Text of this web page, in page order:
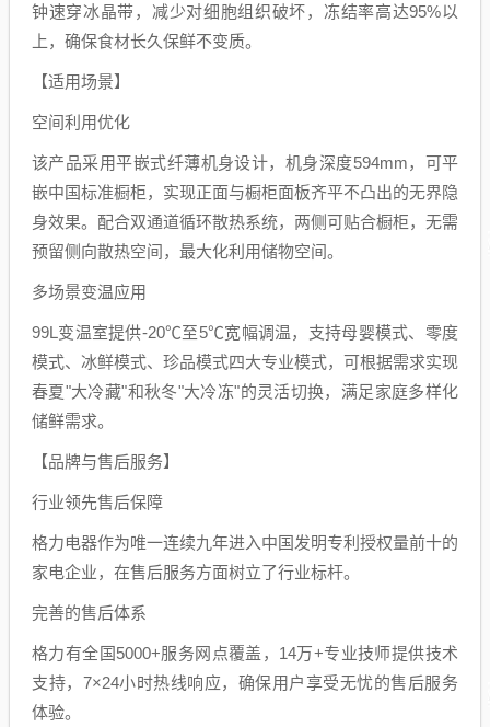
钟速穿冰晶带，减少对细胞组织破坏，冻结率高达95%以
上，确保食材长久保鲜不变质。
【适用场景】
空间利用优化
该产品采用平嵌式纤薄机身设计，机身深度594mm，可平
嵌中国标准橱柜，实现正面与橱柜面板齐平不凸出的无界隐
身效果。配合双通道循环散热系统，两侧可贴合橱柜，无需
预留侧向散热空间，最大化利用储物空间。
多场景变温应用
99L变温室提供-20℃至5℃宽幅调温，支持母婴模式、零度
模式、冰鲜模式、珍品模式四大专业模式，可根据需求实现
春夏"大冷藏"和秋冬"大冷冻"的灵活切换，满足家庭多样化
储鲜需求。
【品牌与售后服务】
行业领先售后保障
格力电器作为唯一连续九年进入中国发明专利授权量前十的
家电企业，在售后服务方面树立了行业标杆。
完善的售后体系
格力有全国5000+服务网点覆盖，14万+专业技师提供技术
支持，7×24小时热线响应，确保用户享受无忧的售后服务
体验。